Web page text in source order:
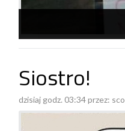
Siostro!
dzisiaj godz. 03:34 przez: